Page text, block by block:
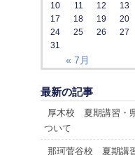
« 7月
10
11 12 13
17
18 19 20
24
25 26 27
31
最新の記事
厚木校 夏期講習・
ついて
那珂菅谷校 夏期講